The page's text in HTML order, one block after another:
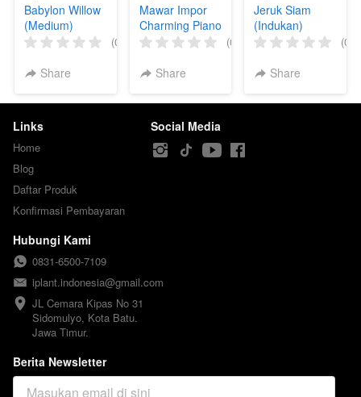
Babylon Willow
(Medium)
(0)
Share
Mawar Impor
Charming Piano
(Large)
(0)
Share
Jeruk Siam
(Indukan)
(0)
Share
Links
Home
Blog
Daftar Produk
Konfirmasi Pembayaran
Social Media
Hubungi Kami
0831-6500-7109
iplant.indonesia@gmail.com
JL Cemara Kipas No 31
Sidomulyo, Kota Batu.
Jawa Timur.
Berita Newsletter